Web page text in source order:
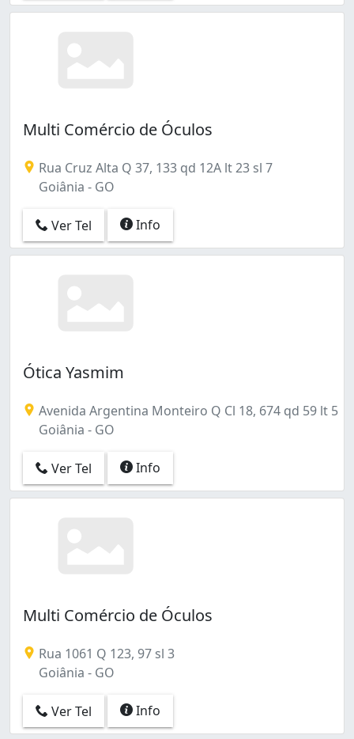
Multi Comércio de Óculos
Rua Cruz Alta Q 37, 133 qd 12A lt 23 sl 7
Goiânia - GO
Ver Tel Info
Ótica Yasmim
Avenida Argentina Monteiro Q Cl 18, 674 qd 59 lt 5
Goiânia - GO
Ver Tel Info
Multi Comércio de Óculos
Rua 1061 Q 123, 97 sl 3
Goiânia - GO
Ver Tel Info